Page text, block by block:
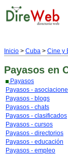
Inicio > Cuba > Cine y
Payasos en
Payasos
Payasos -
Payasos - blogs
Payasos - chats
Payasos - clasificados
Payasos - cursos
Payasos - directorios
Payasos - educación
Payasos - empleo